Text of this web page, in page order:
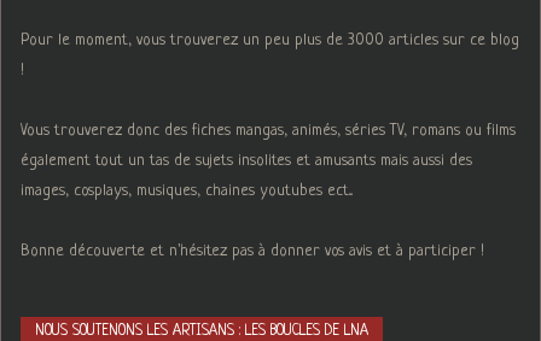
Pour le moment, vous trouverez un peu plus de 3000 articles sur ce blog
!
Vous trouverez donc des fiches mangas, animés, séries TV, romans ou films
également tout un tas de sujets insolites et amusants mais aussi des
images, cosplays, musiques, chaines youtubes ect...
Bonne découverte et n'hésitez pas à donner vos avis et à participer !
NOUS SOUTENONS LES ARTISANS : LES BOUCLES DE LNA